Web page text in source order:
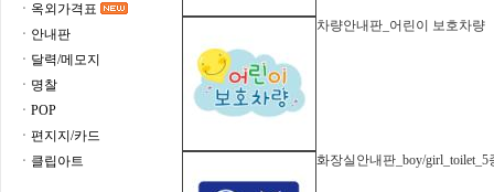
ㆍ옥외가격표
ㆍ안내판
ㆍ달력/메모지
ㆍ명찰
ㆍPOP
ㆍ편지지/카드
ㆍ클립아트
차량안내판_어린이 보호차량
화장실안내판_boy/girl_toilet_5